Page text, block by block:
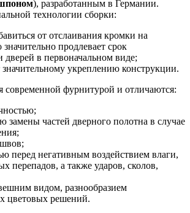
), разработанным в Германии.
технологии сборки:
от отслаивания кромки на
значительно продлевает срок
дверей в первоначальном виде;
значительному укреплению конструкции.
современной фурнитурой и отличаются:
замены частей дверного полотна в случае
перед негативным воздействием влаги,
перепадов, а также ударов, сколов,
видом, разнообразием
цветовых решений.